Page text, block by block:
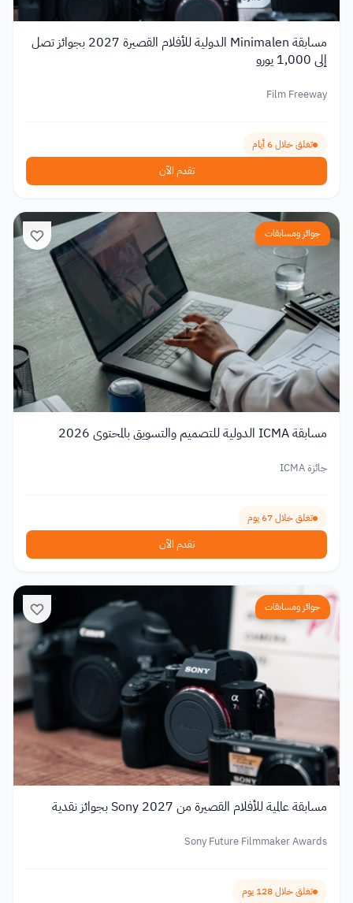
مسابقة Minimalen الدولية للأفلام القصيرة 2027 بجوائز تصل
إلى 1,000 يورو
Film Freeway
تغلق خلال 6 أيام
تقدم الآن
جوائز ومسابقات
مسابقة ICMA الدولية للتصميم والتسويق بالمحتوى 2026
جائزة ICMA
تغلق خلال 67 يوم
تقدم الآن
جوائز ومسابقات
مسابقة عالمية للأفلام القصيرة من Sony 2027 بجوائز نقدية
Sony Future Filmmaker Awards
تغلق خلال 128 يوم